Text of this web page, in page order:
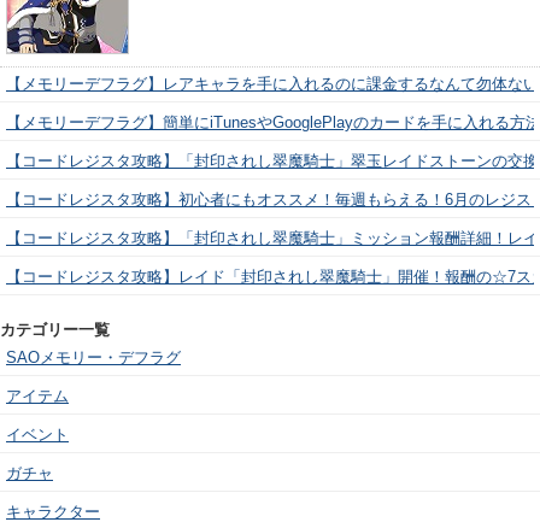
【メモリーデフラグ】レアキャラを手に入れるのに課金するなんて勿体な
【メモリーデフラグ】簡単にiTunesやGooglePlayのカードを手に入れる方
【コードレジスタ攻略】「封印されし翠魔騎士」翠玉レイドストーンの交
【コードレジスタ攻略】初心者にもオススメ！毎週もらえる！6月のレジ
【コードレジスタ攻略】「封印されし翠魔騎士」ミッション報酬詳細！レ
【コードレジスタ攻略】レイド「封印されし翠魔騎士」開催！報酬の☆7
カテゴリー一覧
SAOメモリー・デフラグ
アイテム
イベント
ガチャ
キャラクター